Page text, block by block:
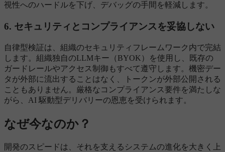
視性へのハードルを下げ、デバッグの手間を軽減します。
6. セキュリティとコンプライアンスを妥協しない
自律型検証は、組織のセキュリティフレームワーク内で完結
します。組織独自のLLMキー（BYOK）を使用し、既存の
ガードレールやアクセス制御もすべて遵守します。機密デー
タが外部に流出することはなく、トークンが外部公開される
こともありません。厳格なコンプライアンス要件を満たしな
がら、AI 駆動型デリバリーの恩恵を受けられます。
なぜ今なのか？
開発のスピードは、それを支えるシステムの進化を大きく上